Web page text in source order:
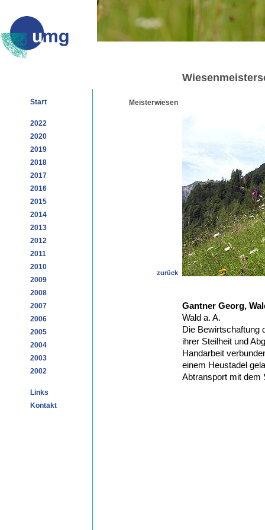
Start
2022
2020
2019
2018
2017
2016
2015
2014
2013
2012
2011
2010
2009
2008
2007
2006
2005
2004
2003
2002
Links
Kontakt
Meisterwiesen
zurück
Gantner Georg,
Wald a. A.
Die Bewirtschaftung
ihrer Steilheit und
Handarbeit
einem Heustadel
Abtransport mit dem